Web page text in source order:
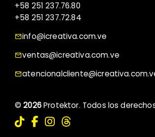
+58 251 237.76.80
+58 251 237.72.84
info@icreativa.com.ve
ventas@icreativa.com.ve
©2026Protektor. Todos los